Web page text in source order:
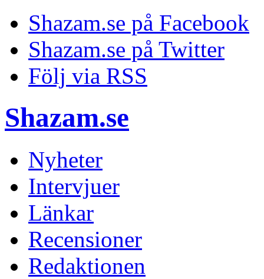
Shazam.se på Facebook
Shazam.se på Twitter
Följ via RSS
Shazam.se
Nyheter
Intervjuer
Länkar
Recensioner
Redaktionen